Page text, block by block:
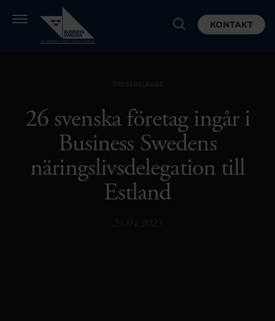
KONTAKT
26 svenska företag ingår i
Business Swedens
näringslivsdelegation till
Estland